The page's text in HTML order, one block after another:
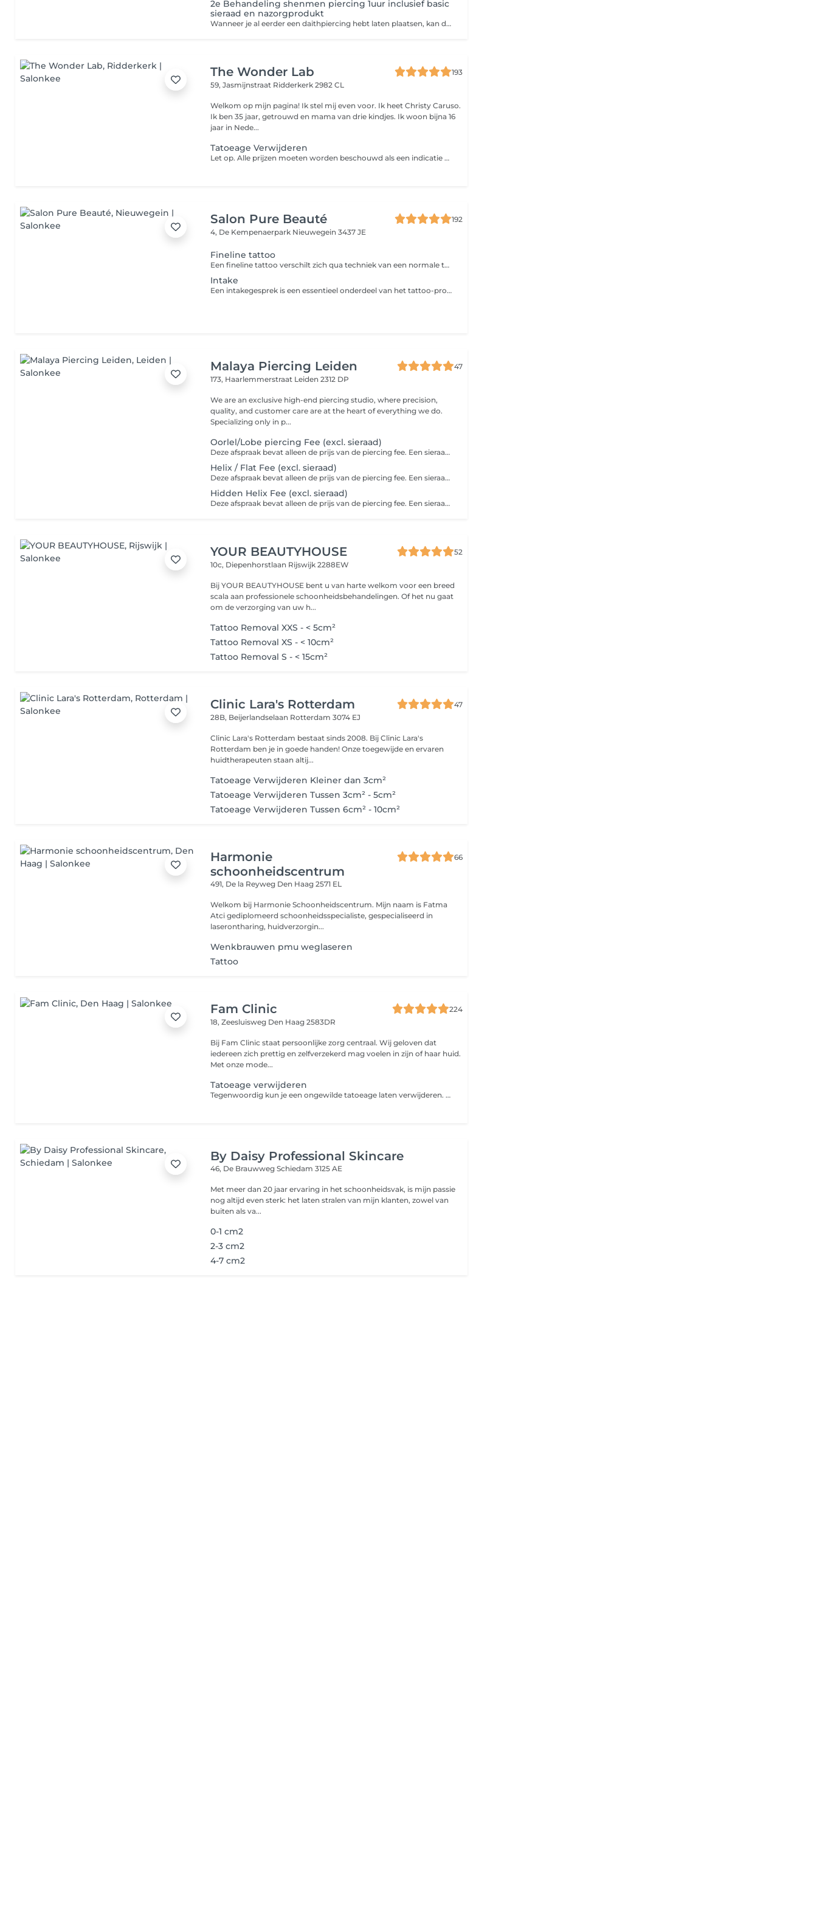
2e Behandeling shenmen piercing 1uur inclusief basic
sieraad en nazorgprodukt
Wanneer je al eerder een daithpiercing hebt laten plaatsen, kan de shenmen piercing voor extra stimulatie zorgen op de nervus vagus. Deze wordt net als de daithpiercing getest.
The Wonder Lab
193
59, Jasmijnstraat Ridderkerk 2982 CL
Welkom op mijn pagina! Ik stel mij even voor. Ik heet Christy Caruso.
Ik ben 35 jaar, getrouwd en mama van drie kindjes. Ik woon bijna 16
jaar in Nede...
Tatoeage Verwijderen
Let op. Alle prijzen moeten worden beschouwd als een indicatie en kunnen worden gewijzigd op basis van de type tatoeage en het formaat van de tatoeage.
Salon Pure Beauté
192
4, De Kempenaerpark Nieuwegein 3437 JE
Fineline tattoo
Een fineline tattoo verschilt zich qua techniek van een normale tattoo. Deze wordt minder diep gezet waardoor de kleur helderder blijft, minder kans op uitlopers en daardoor meer geschikt voor gedetailleerd werk en lastig te tatoeëren plekken. De fineline is permanent net als een tattoo.
Intake
Een intakegesprek is een essentieel onderdeel van het tattoo-proces. Het stelt de tattoo-artiest in staat om je persoonlijke wensen en ideeën te begrijpen en deze om te zetten in een uniek en betekenisvol ontwerp. Dit gesprek zorgt ervoor dat de tattoo niet alleen technisch perfect wordt uitgevoerd, maar ook volledig past bij jouw visie, stijl en persoonlijkheid.
Malaya Piercing Leiden
47
173, Haarlemmerstraat Leiden 2312 DP
We are an exclusive high-end piercing studio, where precision,
quality, and customer care are at the heart of everything we do.
Specializing only in p...
Oorlel/Lobe piercing Fee (excl. sieraad)
Deze afspraak bevat alleen de prijs van de piercing fee. Een sieraad zit hier niet bij inbegrepen. Basis titanium sieraad vanaf €25,00 per stuk
Helix / Flat Fee (excl. sieraad)
Deze afspraak bevat alleen de prijs van de piercing fee. Een sieraad zit hier niet bij inbegrepen. Basis titanium sieraad vanaf €25,00 per stuk
Hidden Helix Fee (excl. sieraad)
Deze afspraak bevat alleen de prijs van de piercing fee. Een sieraad zit hier niet bij inbegrepen. Basis titanium sieraad vanaf €25,00 per stuk
YOUR BEAUTYHOUSE
52
10c, Diepenhorstlaan Rijswijk 2288EW
Bij YOUR BEAUTYHOUSE bent u van harte welkom voor een breed
scala aan professionele schoonheidsbehandelingen. Of het nu gaat
om de verzorging van uw h...
Tattoo Removal XXS - < 5cm²
Tattoo Removal XS - < 10cm²
Tattoo Removal S - < 15cm²
Clinic Lara's Rotterdam
47
28B, Beijerlandselaan Rotterdam 3074 EJ
Clinic Lara's Rotterdam bestaat sinds 2008. Bij Clinic Lara's
Rotterdam ben je in goede handen! Onze toegewijde en ervaren
huidtherapeuten staan altij...
Tatoeage Verwijderen Kleiner dan 3cm²
Tatoeage Verwijderen Tussen 3cm² - 5cm²
Tatoeage Verwijderen Tussen 6cm² - 10cm²
Harmonie
schoonheidscentrum
66
491, De la Reyweg Den Haag 2571 EL
Welkom bij Harmonie Schoonheidscentrum. Mijn naam is Fatma
Atci gediplomeerd schoonheidsspecialiste, gespecialiseerd in
laserontharing, huidverzorgin...
Wenkbrauwen pmu weglaseren
Tattoo
Fam Clinic
224
18, Zeesluisweg Den Haag 2583DR
Bij Fam Clinic staat persoonlijke zorg centraal. Wij geloven dat
iedereen zich prettig en zelfverzekerd mag voelen in zijn of haar huid.
Met onze mode...
Tatoeage verwijderen
Tegenwoordig kun je een ongewilde tatoeage laten verwijderen. Dit kan operatief gedaan worden of door middel van een laserbehandeling. Bij een laserbehandeling wordt de tatoeage geheel verwijderd zonder dat er een litteken overblijft.
By Daisy Professional Skincare
46, De BrauwwegSchiedam 3125 AE
Met meer dan 20 jaar ervaring in het schoonheidsvak, is mijn passie
nog altijd even sterk: het laten stralen van mijn klanten, zowel van
buiten als va...
0-1 cm2
2-3 cm2
4-7 cm2